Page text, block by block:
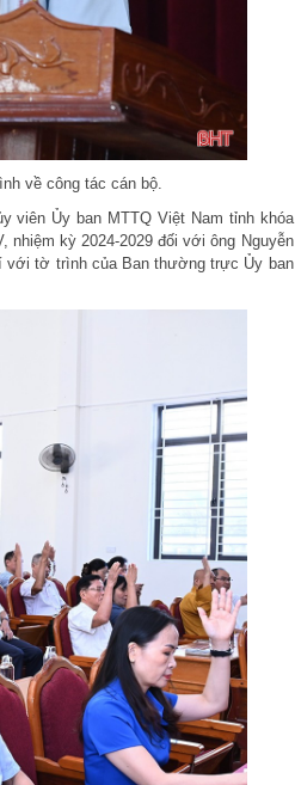
về công tác cán bộ.
viên Ủy ban MTTQ Việt Nam tỉnh khóa
kỳ 2024-2029 đối với ông Nguyễn
với tờ trình của Ban thường trực Ủy ban